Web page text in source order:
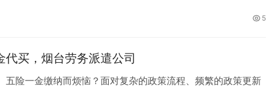
5
买，烟台劳务派遣公司
险一金缴纳而烦恼？面对复杂的政策流程、频繁的政策更新